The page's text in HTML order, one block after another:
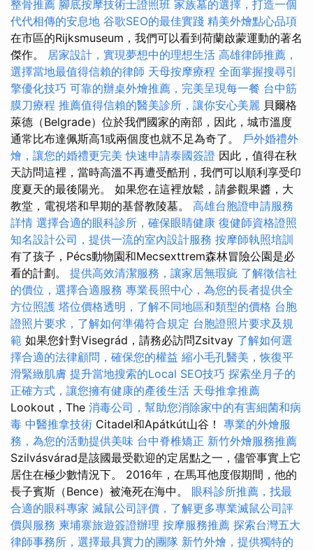
整骨推薦 腳底按摩技術士證照班 家族墓的選擇，打造一個
代代相傳的安息地 谷歌SEO的最佳實踐 精美外燴點心品項
在市區的Rijksmuseum，我們可以看到荷蘭啟蒙運動的著名
傑作。 居家設計，實現夢想中的理想生活 高雄律師推薦，
選擇當地最值得信賴的律師 天母按摩療程 全面掌握搜尋引
擎優化技巧 可靠的辦桌外燴推薦，完美呈現每一餐 台中筋
膜刀療程 推薦值得信賴的醫美診所，讓你安心美麗 貝爾格
萊德（Belgrade）位於我們國家的南部，因此，城市溫度
通常比布達佩斯高1或兩個度也就不足為奇了。 戶外婚禮外
燴，讓您的婚禮更完美 快速申請泰國簽證 因此，值得在秋
天訪問這裡，當時高溫不再遭受酷刑，我們可以順利享受印
度夏天的最後陽光。 如果您在這裡放鬆，請參觀果醬，大
教堂，電視塔和早期的基督教陵墓。 高雄台胞證申請服務
詳情 選擇合適的眼科診所，確保眼睛健康 復健師資格證照
知名設計公司，提供一流的室內設計服務 按摩師執照培訓
有了孩子，Pécs動物園和Mecsexttrem森林冒險公園是必
看的計劃。 提供高效清潔服務，讓家居無瑕疵 了解徵信社
的價位，選擇合適服務 專業長照中心，為您的長者提供全
方位照護 塔位價格透明，了解不同地區和類型的價格 台胞
證照片要求，了解如何準備符合規定 台胞證照片要求及規
範 如果您針對Visegrád，請務必訪問Zsitvay 了解如何選
擇合適的法律顧問，確保您的權益 縮小毛孔醫美，恢復平
滑緊緻肌膚 提升當地搜索的Local SEO技巧 探索坐月子的
正確方式，讓您擁有健康的產後生活 天母推拿推薦
Lookout，The 消毒公司，幫助您消除家中的有害細菌和病
毒 中醫推拿技術 Citadel和Apátkút山谷！ 專業的外燴服
務，為您的活動提供美味 台中脊椎矯正 新竹外燴服務推薦
Szilvásvárad是該國最受歡迎的定居點之一，儘管事實上它
居住在極少數情況下。 2016年，在馬耳他度假期間，他的
長子賓斯（Bence）被淹死在海中。 眼科診所推薦，找最
合適的眼科專家 滅鼠公司評價，了解更多專業滅鼠公司評
價與服務 柬埔寨旅遊簽證辦理 按摩服務推薦 探索台灣五大
律師事務所，選擇最具實力的團隊 新竹外燴，提供獨特的